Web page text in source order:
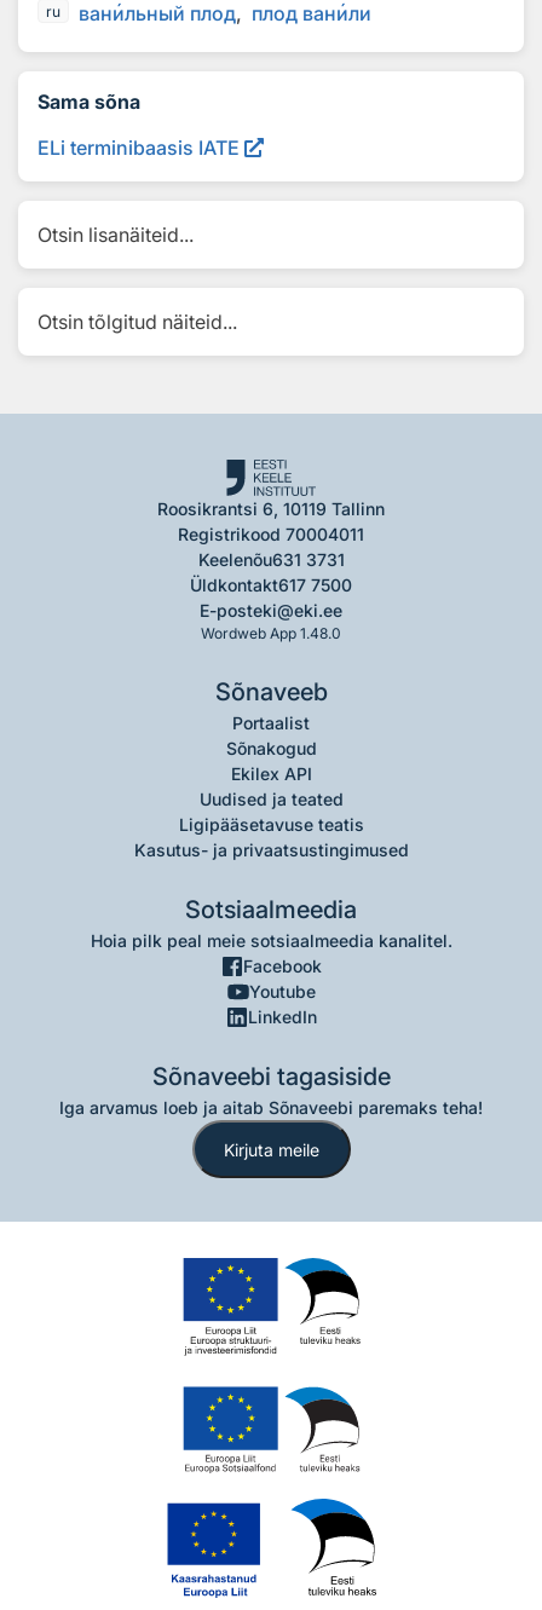
ru ванильный плод плод ванили
Sama sõna
ELi terminibaasis IATE
Otsin lisanäiteid...
Otsin tõlgitud näiteid...
Roosikrantsi 6, 10119 Tallinn
Registrikood 70004011
Keelenõu631 3731
Üldkontakt617 7500
E-posteki@eki.ee
Wordweb App 1.48.0
Sõnaveeb
Portaalist
Sõnakogud
Ekilex API
Uudised ja teated
Ligipääsetavuse teatis
Kasutus- ja privaatsustingimused
Sotsiaalmeedia
Hoia pilk peal meie sotsiaalmeedia kanalitel.
Facebook
Youtube
LinkedIn
Sõnaveebi tagasiside
Iga arvamus loeb ja aitab Sõnaveebi paremaks teha!
Kirjuta meile